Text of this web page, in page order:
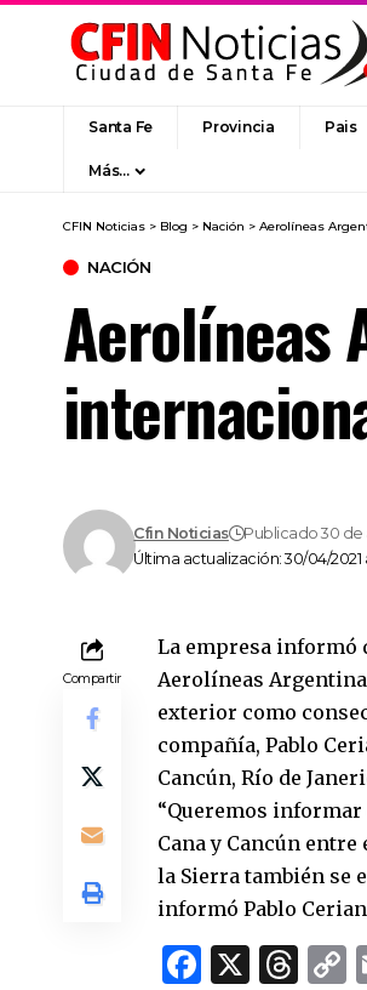
Santa Fe Provincia Pais
Más…
CFIN Noticias > Blog > Nación > Aerolíneas
NACIÓN
Aerolíneas
Última actualización: 30/04/2021
Cfin Noticias Publicado 30 de
Compartir
La empresa informó
Aerolíneas
exterior como
compañía, Pablo
Cancún, Río de
“Queremos informar
Cana y Cancún entre
la Sierra también se
informó Pablo
X